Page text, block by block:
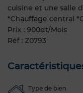
cuisine et une salle
*Chauffage central
Prix : 900dt/Mois
Réf : Z0793
Type de bien